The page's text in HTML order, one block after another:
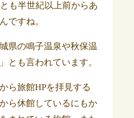
も半世紀以上前からあ
ですね。
県の鳴子温泉や秋保温
とも言われています。
ら旅館HPを拝見する
ら休館しているにもか